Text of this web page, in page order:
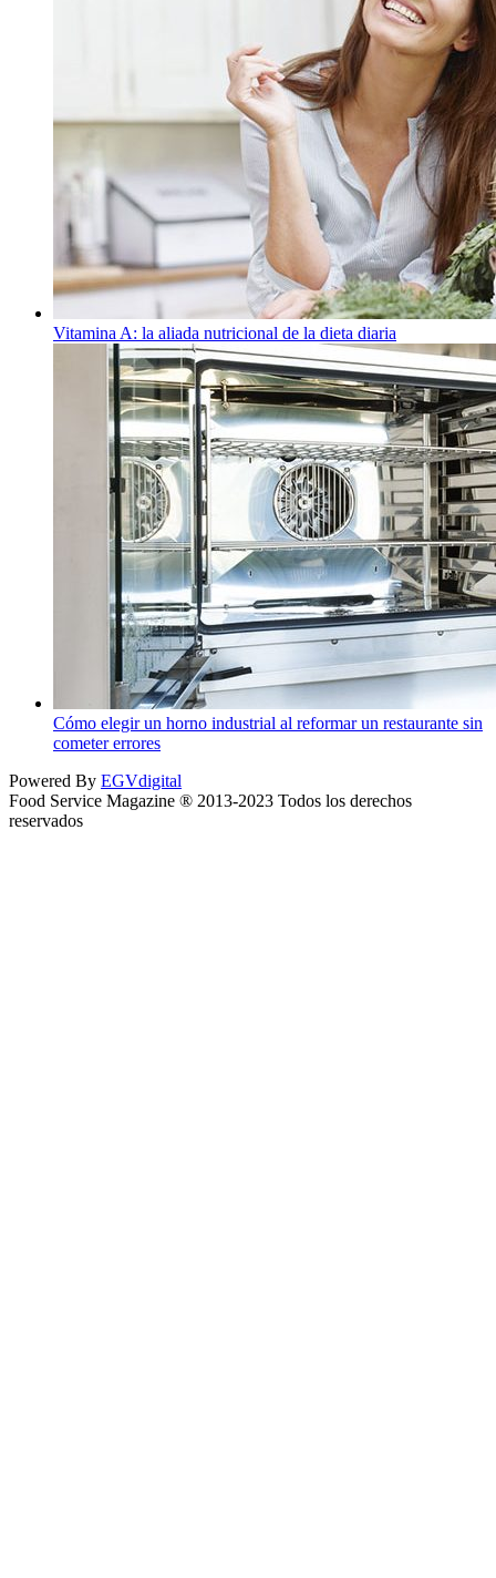
Vitamina A: la aliada nutricional de la dieta diaria
Cómo elegir un horno industrial al reformar un restaurante sin
cometer errores
Powered By EGVdigital
Food Service Magazine ® 2013-2023 Todos los derechos
reservados